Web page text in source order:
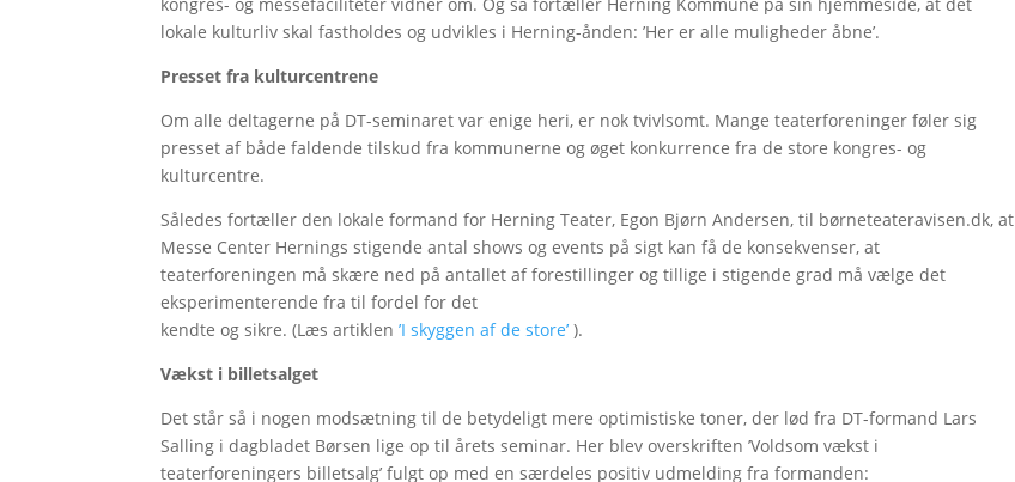
kongres- og messefaciliteter vidner om. Og så fortæller Herning Kommune på sin hjemmeside, at det
lokale kulturliv skal fastholdes og udvikles i Herning-ånden: ’Her er alle muligheder åbne’.
Presset fra kulturcentrene
Om alle deltagerne på DT-seminaret var enige heri, er nok tvivlsomt. Mange teaterforeninger føler sig
presset af både faldende tilskud fra kommunerne og øget konkurrence fra de store kongres- og
kulturcentre.
Således fortæller den lokale formand for Herning Teater, Egon Bjørn Andersen, til børneteateravisen.dk, at
Messe Center Hernings stigende antal shows og events på sigt kan få de konsekvenser, at
teaterforeningen må skære ned på antallet af forestillinger og tillige i stigende grad må vælge det
eksperimenterende fra til fordel for det
kendte og sikre. (Læs artiklen’I skyggen af de store’ ).
Vækst i billetsalget
Det står så i nogen modsætning til de betydeligt mere optimistiske toner, der lød fra DT-formand Lars
Salling i dagbladet Børsen lige op til årets seminar. Her blev overskriften ’Voldsom vækst i
teaterforeningers billetsalg’ fulgt op med en særdeles positiv udmelding fra formanden: